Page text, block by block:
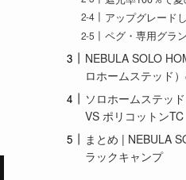
アップグレード
ペグ・専用グラ
NEBULA SOLO
ロホームステッド
ソロホームステッ
VS ポリコットンTC
まとめ | NEBULA
ラックキャンプ